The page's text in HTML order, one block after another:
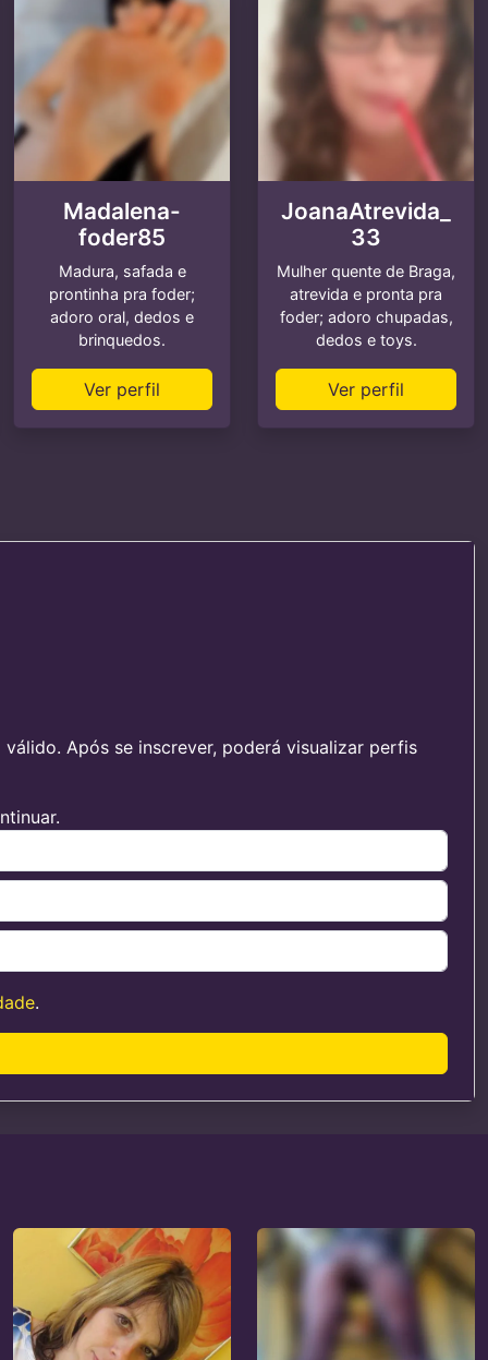
Madalena-
foder85
Madura, safada e
prontinha pra foder;
adoro oral, dedos e
brinquedos.
Ver perfil
JoanaAtrevida_
33
Mulher quente de Braga,
atrevida e pronta pra
foder; adoro chupadas,
dedos e toys.
Ver perfil
Após se inscrever, poderá visualizar perfis
.